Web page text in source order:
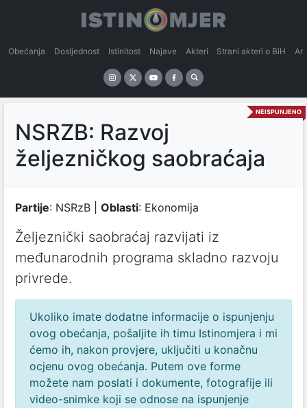
Obećanja Dosljednost Istinitost Najave Akteri Strani akteri o BiH
NEISPUNJENO
NSRZB: Razvoj
željezničkog saobraćaja
Partije: NSRzB | Oblasti: Ekonomija
Željeznički saobraćaj razvijati iz
međunarodnih programa skladno razvoju
privrede.
Ukoliko imate dodatne informacije o ispunjenju
ovog obećanja, pošaljite ih timu Istinomjera i mi
ćemo ih, nakon provjere, uključiti u konačnu
ocjenu ovog obećanja. Putem ove forme
možete nam poslati i dokumente, fotografije ili
video-snimke koji se odnose na ispunjenje